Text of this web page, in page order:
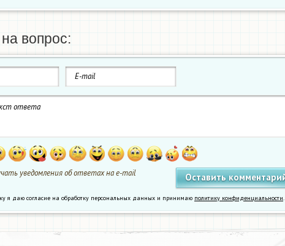
вопрос:
уведомления об ответах на e-mail
я даю согласие на обработку персональных данных и принимаю политику конфиденциальности.